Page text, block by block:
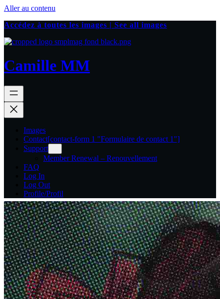
Aller au contenu
Accédez à toutes les images | See all images
Camille MM
Images
Contact[contact-form 1 "Formulaire de contact 1"]
Support
Member Renewal – Renouvellement
FAQ
Log In
Log Out
Profile/Profil